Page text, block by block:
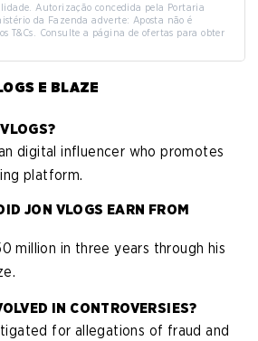
Autorização concedida pela Portaria
da Fazenda adverte: Aposta não é
T&Cs. Consulte a página de ofertas para obter
E BLAZE
digital influencer who promotes
platform.
JON VLOGS EARN FROM
million in three years through his
IN CONTROVERSIES?
for allegations of fraud and